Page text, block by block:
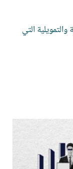
التي